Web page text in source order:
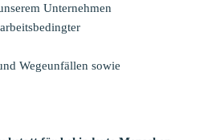
Unternehmen
Wegeunfällen sowie